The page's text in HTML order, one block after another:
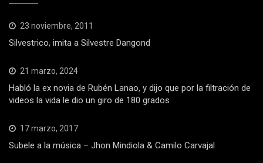
23 noviembre, 2011
Silvestrico, imita a Silvestre Dangond
21 marzo, 2024
Habló la ex novia de Rubén Lanao, y dijo que por la filtración de
videos la vida le dio un giro de 180 grados
17 marzo, 2017
Subele a la música – Jhon Mindiola & Camilo Carvajal